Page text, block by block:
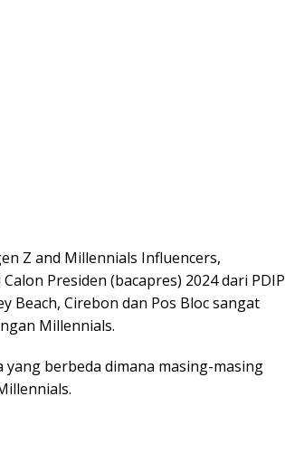
Z and Millennials Influencers,
Presiden (bacapres) 2024 dari PDIP
Beach, Cirebon dan Pos Bloc sangat
Millennials.
berbeda dimana masing-masing